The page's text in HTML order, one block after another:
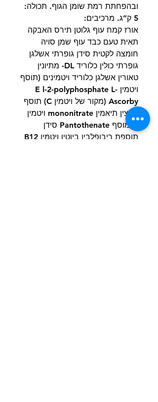
ובהפחתת רמת שומן הגוף. תכולה:
5 ק”ג. מרכיבים:
אורז קמח עוף גלוטן תירס האבקה
תאית טעם כבד עוף שמן סויה
חומצה לקטית סידן גופרתי אשלגן
גופרתי כולין כלוריד DL- מתיונין
טאורין אשלגן כלוריד ויטמינים (תוסף
ויטמין E l-2-polyphosphate L-
Ascorby (מקור של ויטמין C) תוסף
ניאצין תיאמין mononitrate ויטמין
A מוסף Pantothenate סידן
תוספת ריבופלבין ביוטין ויטמין B12